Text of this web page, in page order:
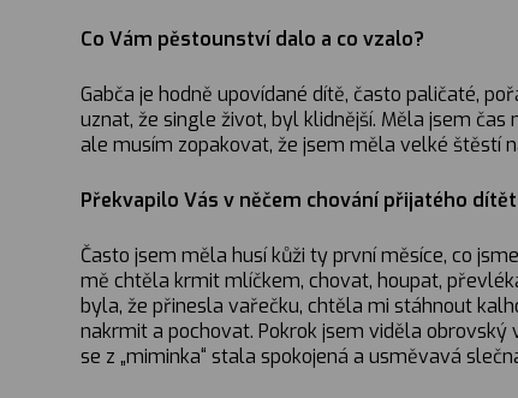
Co Vám pěstounství dalo a co vzalo?
Gabča je hodně upovídané dítě, často paličaté,
uznat, že single život, byl klidnější. Měla jsem čas
ale musím zopakovat, že jsem měla velké štěstí
Překvapilo Vás v něčem chování přijatého
Často jsem měla husí kůži ty první měsíce, co
mě chtěla krmit mlíčkem, chovat, houpat,
byla, že přinesla vařečku, chtěla mi stáhnout
nakrmit a pochovat. Pokrok jsem viděla obrovský
se z „miminka“ stala spokojená a usměvavá